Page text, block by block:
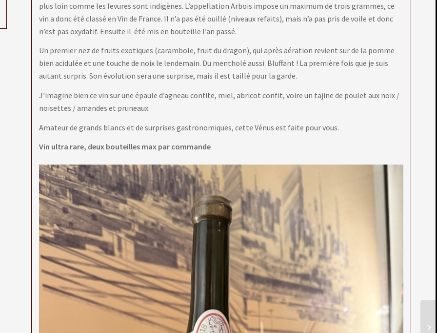
plus loin comme les levures sont indigènes. L’appellation Arbois impose un maximum de trois grammes, ce
vin a donc été classé en Vin de France. Il n’a pas été ouillé (niveaux refaits), mais n’a pas pris de voile et donc
n’est pas oxydatif. Ensuite il été mis en bouteille l’an passé.
Un premier nez de fruits exotiques (carambole, fruit du dragon), qui après aération revient sur de la pomme
bien acidulée et une touche de noix le lendemain. Du mentholé aussi. Bluffant ! La première fois que je suis
autant surpris. Son évolution sera une surprise, mais il est taillé pour la garde.
J’imagine bien ce vin sur une épaule d’agneau confite, miel, abricot confit, voire un tajine de poulet aux noix /
noisettes / amandes et pruneaux.
Amateur de grands blancs et de surprises gastronomiques, cette Vénus est faite pour vous.
Vin ultra rare, deux bouteilles max par commande